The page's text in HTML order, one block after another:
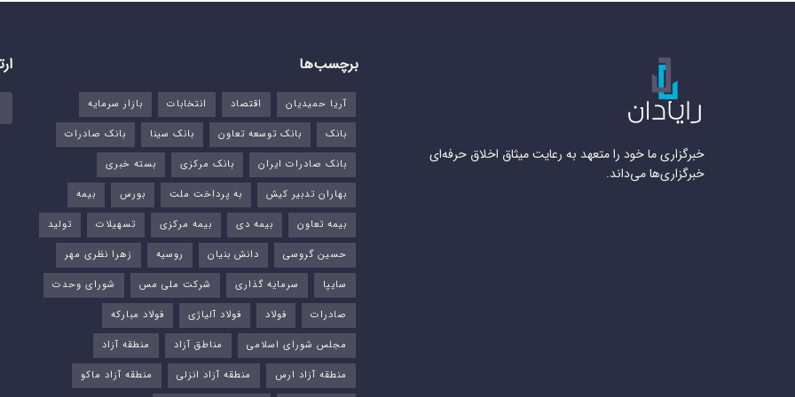
خبرگزاری ما خود را متعهد به رعایت میثاق اخلاق حرفه‌ای
خبرگزاری‌ها می‌داند.
برچسب‌ها
آریا حمیدیان اقتصاد انتخابات
بازار سرمایه
بانک
بانک توسعه تعاون بانک سینا
بانک صادرات
بانک صادرات ایران
بانک مرکزی
بسته خبری
بهاران تدبیر کیش
به پرداخت ملت بورس‌
بیمه
بیمه تعاون
بیمه دی بیمه مرکزی تسهیلات
تولید
حسین گروسی
دانش بنیان روسیه
زهرا نظری مهر
سایپا
سرمایه گذاری شرکت ملی مس
شورای وحدت
صادرات
فولاد فولاد آلیاژی
فولاد مبارکه
مجلس شورای اسلامی
مناطق آزاد
منطقه آزاد
منطقه آزاد ارس
منطقه آزاد انزلی منطقه آزاد ماکو